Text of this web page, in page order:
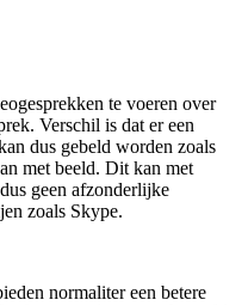
te voeren over
Verschil is dat er een
dus gebeld worden zoals
met beeld. Dit kan met
geen afzonderlijke
zoals Skype.
normaliter een betere